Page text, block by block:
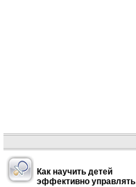
Как научить детей
эффективно управлять